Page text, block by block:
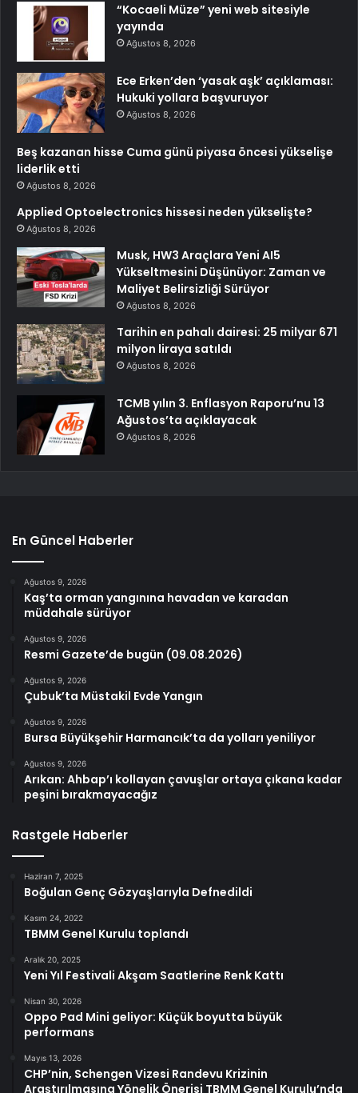
“Kocaeli Müze” yeni web sitesiyle
yayında
Ağustos 8, 2026
Ece Erken’den ‘yasak aşk’ açıklaması:
Hukuki yollara başvuruyor
Ağustos 8, 2026
Beş kazanan hisse Cuma günü piyasa öncesi yükselişe
liderlik etti
Ağustos 8, 2026
Applied Optoelectronics hissesi neden yükselişte?
Ağustos 8, 2026
Musk, HW3 Araçlara Yeni AI5
Yükseltmesini Düşünüyor: Zaman ve
Maliyet Belirsizliği Sürüyor
Ağustos 8, 2026
Tarihin en pahalı dairesi: 25 milyar 671
milyon liraya satıldı
Ağustos 8, 2026
TCMB yılın 3. Enflasyon Raporu’nu 13
Ağustos’ta açıklayacak
Ağustos 8, 2026
En Güncel Haberler
Ağustos 9, 2026
Kaş’ta orman yangınına havadan ve karadan
müdahale sürüyor
Ağustos 9, 2026
Resmi Gazete’de bugün (09.08.2026)
Ağustos 9, 2026
Çubuk’ta Müstakil Evde Yangın
Ağustos 9, 2026
Bursa Büyükşehir Harmancık’ta da yolları yeniliyor
Ağustos 9, 2026
Arıkan: Ahbap’ı kollayan çavuşlar ortaya çıkana kadar
peşini bırakmayacağız
Rastgele Haberler
Haziran 7, 2025
Boğulan Genç Gözyaşlarıyla Defnedildi
Kasım 24, 2022
TBMM Genel Kurulu toplandı
Aralık 20, 2025
Yeni Yıl Festivali Akşam Saatlerine Renk Kattı
Nisan 30, 2026
Oppo Pad Mini geliyor: Küçük boyutta büyük
performans
Mayıs 13, 2026
CHP’nin, Schengen Vizesi Randevu Krizinin
Araştırılmasına Yönelik Önerisi TBMM Genel Kurulu’nda